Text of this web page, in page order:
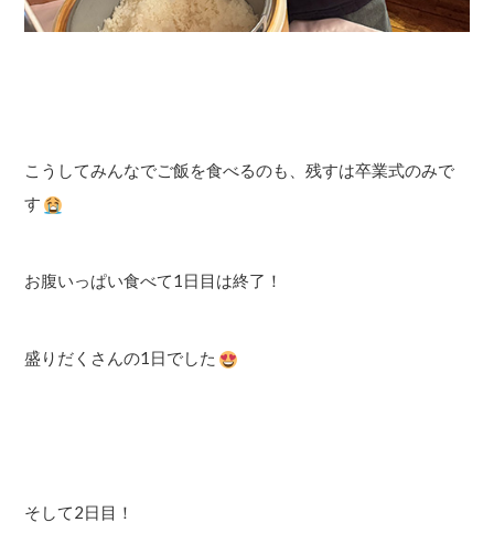
こうしてみんなでご飯を食べるのも、残すは卒業式のみで
す
お腹いっぱい食べて1日目は終了！
盛りだくさんの1日でした
そして2日目！